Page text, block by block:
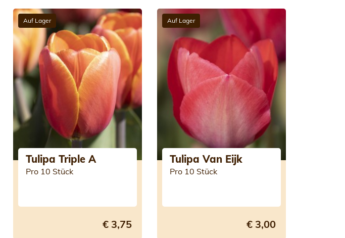
Auf Lager
Tulipa Triple A
Pro 10 Stück
€ 3,75
Auf Lager
Tulipa Van Eijk
Pro 10 Stück
€ 3,00